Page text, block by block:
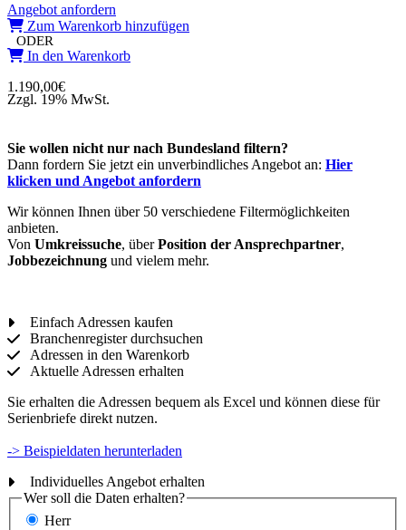
Angebot anfordern
Zum Warenkorb hinzufügen
ODER
In den Warenkorb
1.190,00€
Zzgl. 19% MwSt.
Sie wollen nicht nur nach Bundesland filtern?
Dann fordern Sie jetzt ein unverbindliches Angebot an: Hier
klicken und Angebot anfordern
Wir können Ihnen über 50 verschiedene Filtermöglichkeiten
anbieten.
Von Umkreissuche, überPosition der Ansprechpartner,
Jobbezeichnung und vielem mehr.
Einfach Adressen kaufen
Branchenregister durchsuchen
Adressen in den Warenkorb
Aktuelle Adressen erhalten
Sie erhalten die Adressen bequem als Excel und können diese für
Serienbriefe direkt nutzen.
-> Beispieldaten herunterladen
Individuelles Angebot erhalten
Wer soll die Daten erhalten?
Herr